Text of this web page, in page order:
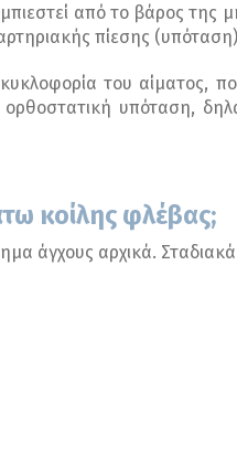
από το βάρος της
πίεσης
του αίματος,
ορθοστατική υπόταση,
κοίλης φλέβας;
άγχους αρχικά.